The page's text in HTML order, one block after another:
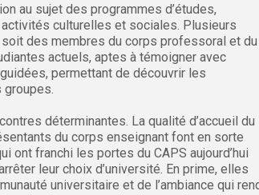
au sujet des programmes d’études,
culturelles et sociales. Plusieurs
des membres du corps professoral et du
actuels, aptes à témoigner avec
permettant de découvrir les
déterminantes. La qualité d’accueil du
du corps enseignant font en sorte
franchi les portes du CAPS aujourd’hui
leur choix d’université. En prime, elles
universitaire et de l’ambiance qui